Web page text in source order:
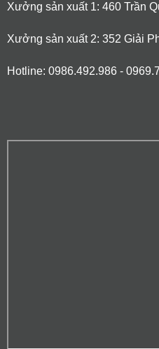
Xưởng sản xuất 1: 460 Trần
Xưởng sản xuất 2: 352 Giải
Hotline: 0986.492.986 -